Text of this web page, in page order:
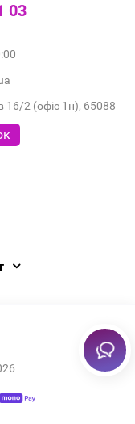
03
16/2 (офіс 1н), 65088